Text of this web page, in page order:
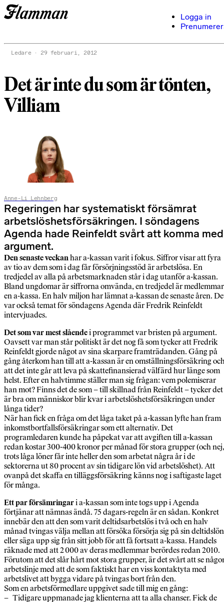
Logga in
Ledare 29 februari, 2012
Det är inte du som är tönten,
Villiam
Anne-Li Lehnberg
Regeringen har systematiskt försämrat
arbetslöshetsförsäkringen. I söndagens
Agenda hade Reinfeldt svårt att komma med
argument.
Den senaste veckanhar a-kassan varit i fokus. Siffror visar att fyra
av tio av dem som i dag får försörjningsstöd är arbetslösa. En
tredjedel av alla på arbetsmarknaden står i dag utanför a-kassan.
Bland ungdomar är siffrorna omvända, en tredjedel är
en a-kassa. En halv miljon har lämnat a-kassan de senaste åren.
var också temat för söndagens Agenda där Fredrik Reinfeldt
intervjuades.
Det som var mest slåendei programmet var bristen på argument.
Oavsett var man står politiskt är det nog få som tycker att Fredrik
Reinfeldt gjorde något av sina skarpare framträdanden. Gång på
gång återkom han till att a-kassan är en omställningsförsäkring
att det inte går att leva på skattefinansierad välfärd hur länge som
helst. Efter en halvtimme ställer man sig frågan: vem polemiserar
han mot? Finns det de som – till skillnad från Reinfeldt – tycker det
är bra om människor blir kvar i arbetslöshetsförsäkringen under
långa tider?
När han fick en fråga om det låga taket på a-kassan lyfte han fram
inkomstbortfallsförsäkringar som ett alternativ. Det
programledaren kunde ha påpekat var att avgiften till a-kassan
redan kostar 300-400 kronor per månad för stora grupper (och nej,
trots låga löner får inte heller den som arbetat några år i de
sektorerna ut 80 procent av sin tidigare lön vid arbetslöshet). Att
ovanpå det skaffa en tilläggsförsäkring känns nog i saftigaste laget
för många.
Ett par försämringari a-kassan som inte togs upp i Agenda
förtjänar att nämnas ändå. 75 dagars-regeln är en sådan. Konkret
innebär den att den som varit deltidsarbetslös i två och en halv
månad tvingas välja mellan att försöka försörja sig på sin deltidslön
eller säga upp sig från sitt jobb för att få fortsatt a-kassa. Handels
räknade med att 2 000 av deras medlemmar berördes redan 2010.
Förutom att det slår hårt mot stora grupper, är det svårt att se
arbetslinje med att de som faktiskt har en viss kontaktyta med
arbetslivet att bygga vidare på tvingas bort från den.
Som en arbetsförmedlare uppgivet sade till mig en gång:
– Tidigare uppmanade jag klienterna att ta alla chanser. Fick de